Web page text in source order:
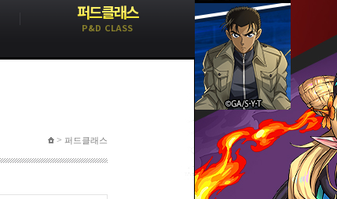
퍼드클래스
P&D CLASS
> 퍼드클래스